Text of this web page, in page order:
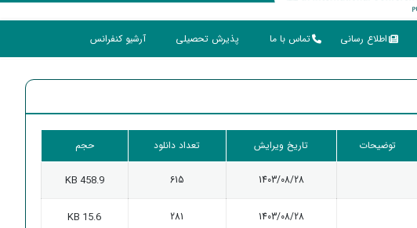
اطلاع رسانی تماس با ما پذیرش تحصیلی آرشیو کنفرانس
توضیحات تاریخ ویرایش تعداد دانلود حجم
1403/08/28
615
458.9 KB
1403/08/28
281
15.6 KB